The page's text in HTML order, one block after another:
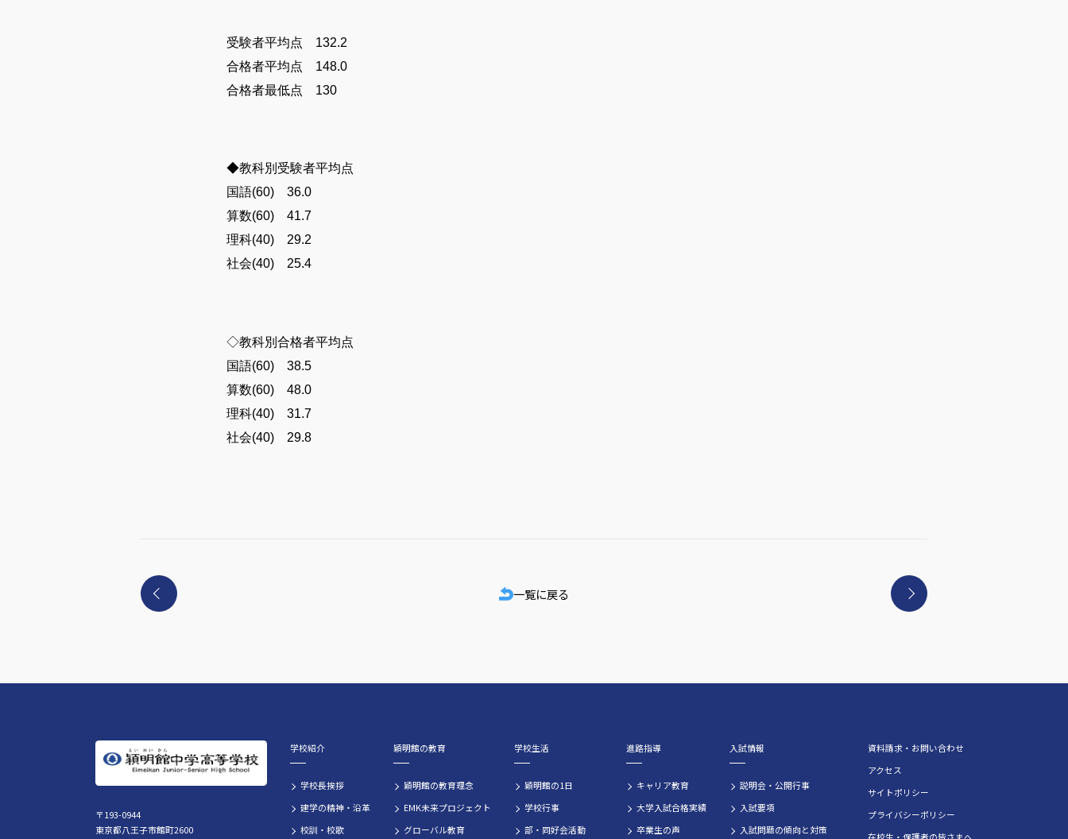
受験者平均点 132.2
合格者平均点 148.0
合格者最低点 130
◆教科別受験者平均点
国語(60) 36.0
算数(60) 41.7
理科(40) 29.2
社会(40) 25.4
◇教科別合格者平均点
国語(60) 38.5
算数(60) 48.0
理科(40) 31.7
社会(40) 29.8
一覧に戻る
〒193-0944
東京都八王子市館町2600
学校紹介
学校長挨拶
建学の精神・沿革
校訓・校歌
穎明館の教育
穎明館の教育理念
EMK未来プロジェクト
グローバル教育
学校生活
穎明館の1日
学校行事
部・同好会活動
進路指導
キャリア教育
大学入試合格実績
卒業生の声
入試情報
説明会・公開行事
入試要項
入試問題の傾向と対策
資料請求・お問い合わせ
アクセス
サイトポリシー
プライバシーポリシー